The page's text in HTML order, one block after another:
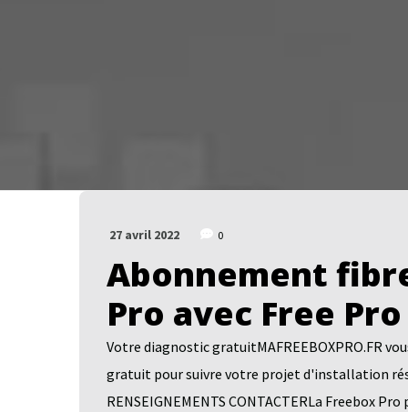
27 avril 2022 0
Abonnement
Pro avec Free
Votre diagnostic gratuitMAFREEBOXPRO.FR
gratuit pour suivre votre projet d'installation
RENSEIGNEMENTS CONTACTERLa Freebox